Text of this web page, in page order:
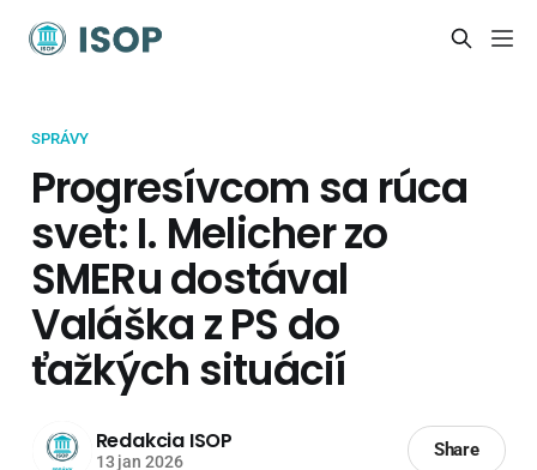
SPRÁVY
Progresívcom sa rúca
svet: I. Melicher zo
SMERu dostával
Valáška z PS do
ťažkých situácií
Redakcia ISOP
13 jan 2026
Share